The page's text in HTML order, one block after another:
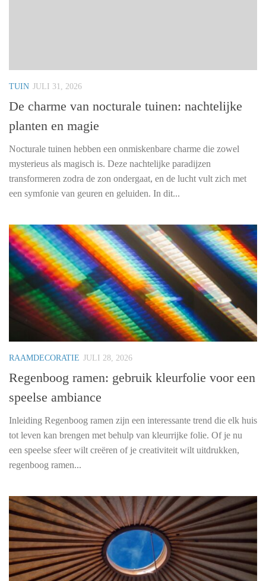
TUIN JULI 31, 2026
De charme van nocturale tuinen: nachtelijke
planten en magie
Nocturale tuinen hebben een onmiskenbare charme die zowel
mysterieus als magisch is. Deze nachtelijke paradijzen
transformeren zodra de zon ondergaat, en de lucht vult zich met
een symfonie van geuren en geluiden. In dit...
RAAMDECORATIE JULI 28, 2026
Regenboog ramen: gebruik kleurfolie voor een
speelse ambiance
Inleiding Regenboog ramen zijn een interessante trend die elk huis
tot leven kan brengen met behulp van kleurrijke folie. Of je nu
een speelse sfeer wilt creëren of je creativiteit wilt uitdrukken,
regenboog ramen...